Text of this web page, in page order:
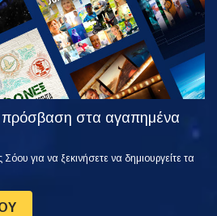
πρόσβαση στα αγαπημένα
για να ξεκινήσετε να δημιουργείτε τα